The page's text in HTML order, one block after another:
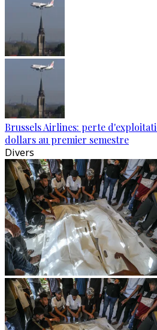
Brussels Airlines: perte
dollars au premier semestre
Divers